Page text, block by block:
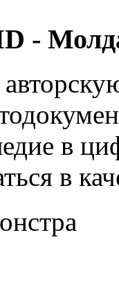
-
в
в